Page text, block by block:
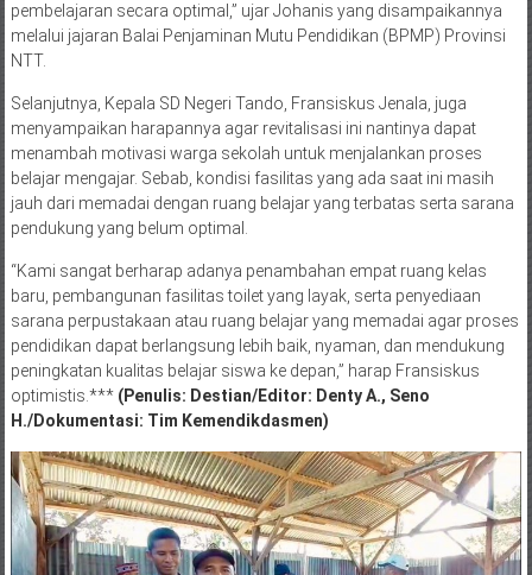
pembelajaran secara optimal,” ujar Johanis yang disampaikannya
melalui jajaran Balai Penjaminan Mutu Pendidikan (BPMP) Provinsi
NTT.
Selanjutnya, Kepala SD Negeri Tando, Fransiskus Jenala, juga
menyampaikan harapannya agar revitalisasi ini nantinya dapat
menambah motivasi warga sekolah untuk menjalankan proses
belajar mengajar. Sebab, kondisi fasilitas yang ada saat ini masih
jauh dari memadai dengan ruang belajar yang terbatas serta sarana
pendukung yang belum optimal.
“Kami sangat berharap adanya penambahan empat ruang kelas
baru, pembangunan fasilitas toilet yang layak, serta penyediaan
sarana perpustakaan atau ruang belajar yang memadai agar proses
pendidikan dapat berlangsung lebih baik, nyaman, dan mendukung
peningkatan kualitas belajar siswa ke depan,” harap Fransiskus
optimistis.***(Penulis: Destian/Editor: Denty A., Seno
H./Dokumentasi: Tim Kemendikdasmen)